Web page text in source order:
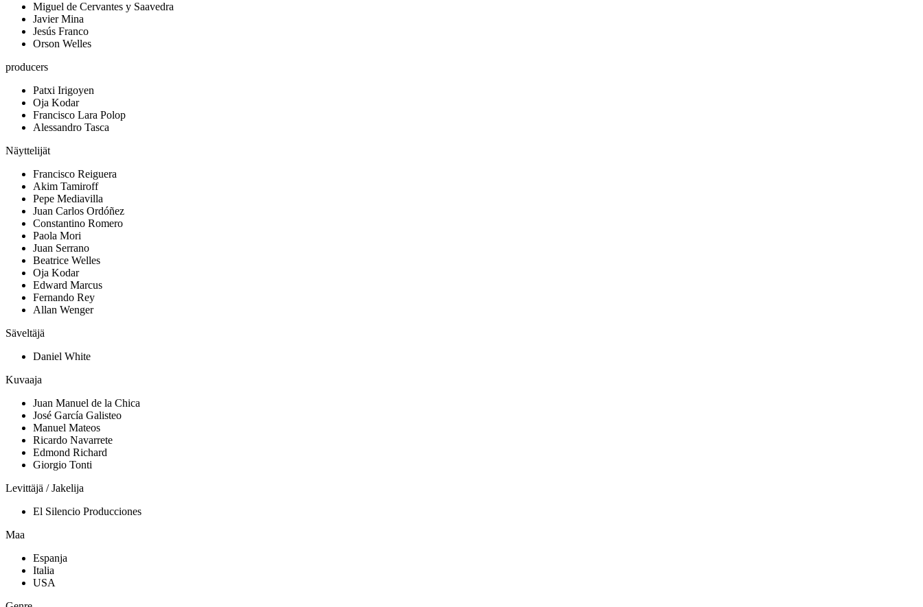
Miguel de Cervantes y Saavedra
Javier Mina
Jesús Franco
Orson Welles
producers
Patxi Irigoyen
Oja Kodar
Francisco Lara Polop
Alessandro Tasca
Näyttelijät
Francisco Reiguera
Akim Tamiroff
Pepe Mediavilla
Juan Carlos Ordóñez
Constantino Romero
Paola Mori
Juan Serrano
Beatrice Welles
Oja Kodar
Edward Marcus
Fernando Rey
Allan Wenger
Säveltäjä
Daniel White
Kuvaaja
Juan Manuel de la Chica
José García Galisteo
Manuel Mateos
Ricardo Navarrete
Edmond Richard
Giorgio Tonti
Levittäjä / Jakelija
El Silencio Producciones
Maa
Espanja
Italia
USA